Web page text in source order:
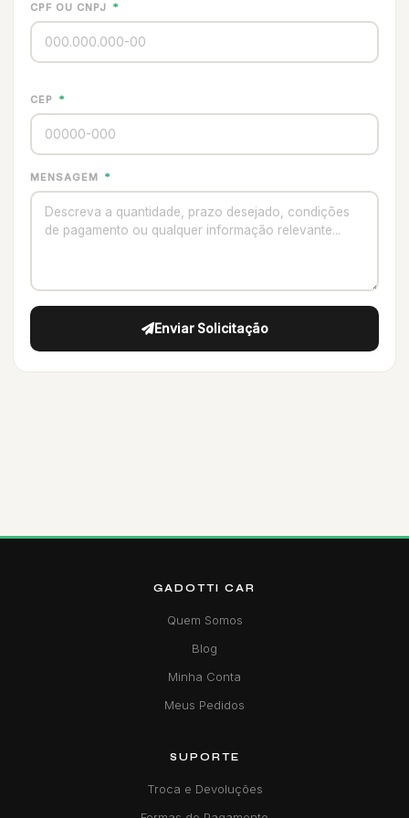
CPF OU CNPJ *
CEP *
MENSAGEM *
Enviar Solicitação
GADOTTI CAR
Quem Somos
Blog
Minha Conta
Meus Pedidos
SUPORTE
Troca e Devoluções